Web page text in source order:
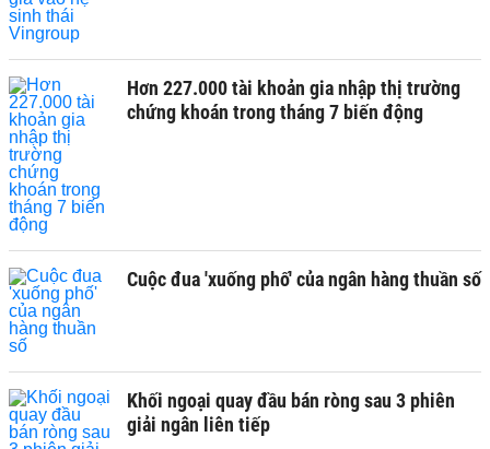
Hơn 227.000 tài khoản gia nhập thị trường
chứng khoán trong tháng 7 biến động
Cuộc đua 'xuống phố' của ngân hàng thuần số
Khối ngoại quay đầu bán ròng sau 3 phiên
giải ngân liên tiếp